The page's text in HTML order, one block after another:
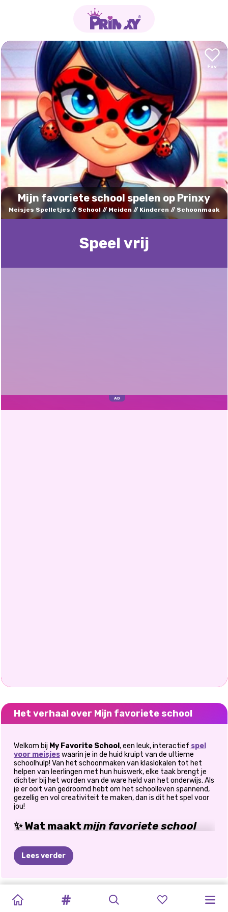
Mijn favoriete school spelen op Prinxy
Meisjes Spelletjes School Meiden Kinderen Schoonmaak
Speel vrij
Het verhaal over Mijn favoriete school
Welkom bij My Favorite School , een leuk, interactief spel
voor meisjeswaarin je in de huid kruipt van de ultieme
schoolhulp! Van het schoonmaken van klaslokalen tot het
helpen van leerlingen met hun huiswerk, elke taak brengt je
dichter bij het worden van de ware held van het onderwijs. Als
je er ooit van gedroomd hebt om het schoolleven spannend,
gezellig en vol creativiteit te maken, dan is dit het spel voor
jou!
✨ Wat maakt mijn favoriete school
Dit spel draait niet alleen om studeren, maar ook om het leuk,
levendig en magisch maken van school. Je reis begint met
Ruim afval op, organiseer spullen en versier de ruimte om een
gezellige omgeving te creëren waar leerlingen zich gelukkig
en op hun gemak voelen. Ga vervolgens naar buiten en geef
Lees verder
EN
GIRLS
TERUG
NAAR
MEISJES
SCHOOL-
OLLIE
GAAT
TERUG
MANGAPRINSESSEN:
TERUG
GESTIPPELD
PRINSES